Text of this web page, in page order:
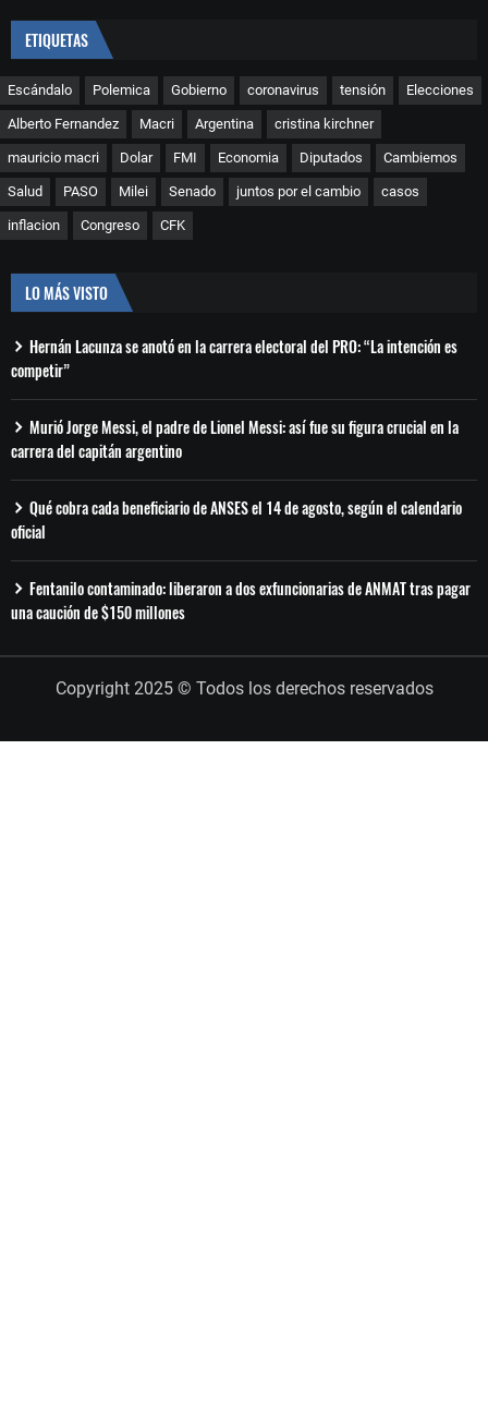
ETIQUETAS
Escándalo Polemica Gobierno coronavirus tensión Elecciones
Alberto Fernandez Macri Argentina cristina kirchner
mauricio macri Dolar FMI Economia Diputados Cambiemos
Salud PASO Milei Senado juntos por el cambio casos
inflacion Congreso CFK
LO MÁS VISTO
Hernán Lacunza se anotó en la carrera electoral del PRO: “La intención es
competir”
Murió Jorge Messi, el padre de Lionel Messi: así fue su figura crucial en la
carrera del capitán argentino
Qué cobra cada beneficiario de ANSES el 14 de agosto, según el calendario
oficial
Fentanilo contaminado: liberaron a dos exfuncionarias de ANMAT tras pagar
una caución de $150 millones
Copyright 2025 © Todos los derechos reservados